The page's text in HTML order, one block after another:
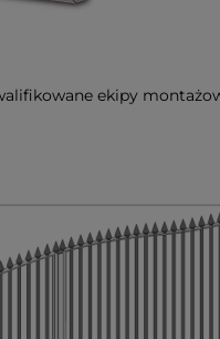
ekipy